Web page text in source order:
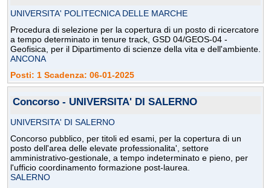
UNIVERSITA' POLITECNICA DELLE MARCHE
Procedura di selezione per la copertura di un posto di ricercatore
a tempo determinato in tenure track, GSD 04/GEOS-04 -
Geofisica, per il Dipartimento di scienze della vita e dell'ambiente.
ANCONA
Posti: 1 Scadenza: 06-01-2025
Concorso - UNIVERSITA' DI SALERNO
UNIVERSITA' DI SALERNO
Concorso pubblico, per titoli ed esami, per la copertura di un
posto dell'area delle elevate professionalita', settore
amministrativo-gestionale, a tempo indeterminato e pieno, per
l'ufficio coordinamento formazione post-laurea.
SALERNO